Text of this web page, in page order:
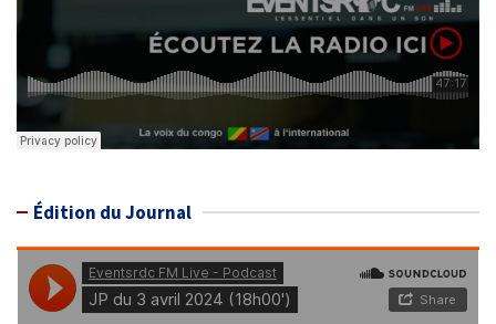
Édition du Journal